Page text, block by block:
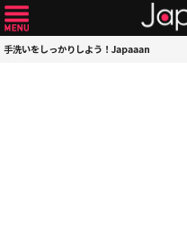
手洗いをしっかりしよう！Japaaan